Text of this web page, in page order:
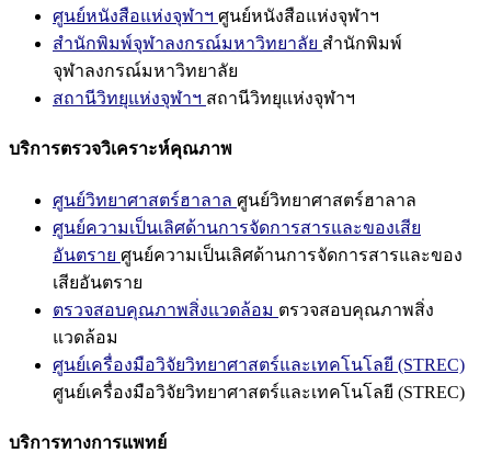
ศูนย์หนังสือแห่งจุฬาฯ ศูนย์หนังสือแห่งจุฬาฯ
สำนักพิมพ์จุฬาลงกรณ์มหาวิทยาลัย สำนักพิมพ์
จุฬาลงกรณ์มหาวิทยาลัย
สถานีวิทยุแห่งจุฬาฯ สถานีวิทยุแห่งจุฬาฯ
บริการตรวจวิเคราะห์คุณภาพ
ศูนย์วิทยาศาสตร์ฮาลาล ศูนย์วิทยาศาสตร์ฮาลาล
ศูนย์ความเป็นเลิศด้านการจัดการสารและของเสีย
อันตราย ศูนย์ความเป็นเลิศด้านการจัดการสารและของ
เสียอันตราย
ตรวจสอบคุณภาพสิ่งแวดล้อม ตรวจสอบคุณภาพสิ่ง
แวดล้อม
ศูนย์เครื่องมือวิจัยวิทยาศาสตร์และเทคโนโลยี (STREC)
ศูนย์เครื่องมือวิจัยวิทยาศาสตร์และเทคโนโลยี (STREC)
บริการทางการแพทย์